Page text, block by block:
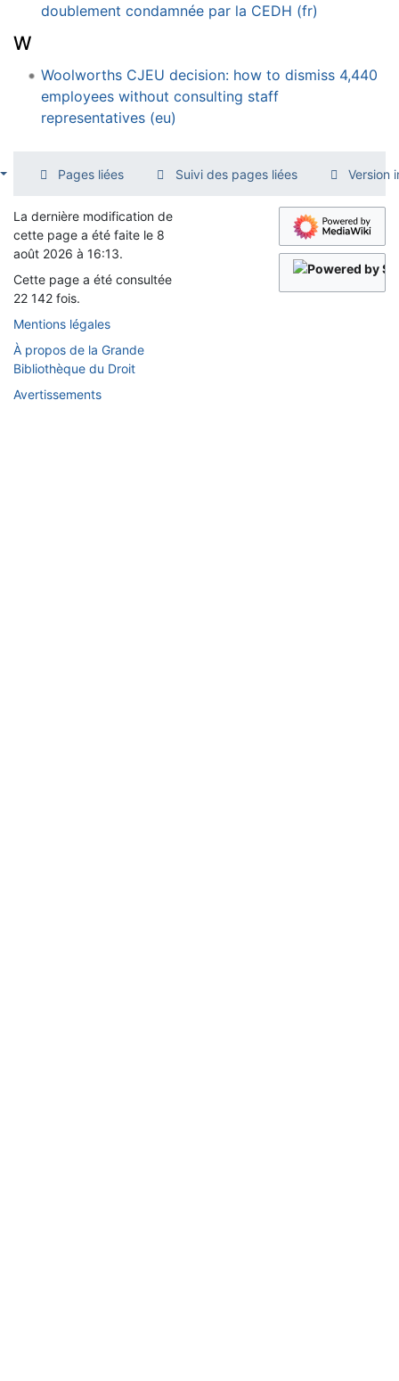
doublement condamnée par la CEDH (fr)
W
Woolworths CJEU decision: how to dismiss 4,440
employees without consulting staff
representatives (eu)
Pages liées Suivi des pages liées Version
La dernière modification de
cette page a été faite le 8
août 2026 à 16:13.
Cette page a été consultée
22 142 fois.
Mentions légales
À propos de la Grande
Bibliothèque du Droit
Avertissements